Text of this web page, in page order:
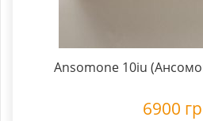
Ansomone 10iu
6900